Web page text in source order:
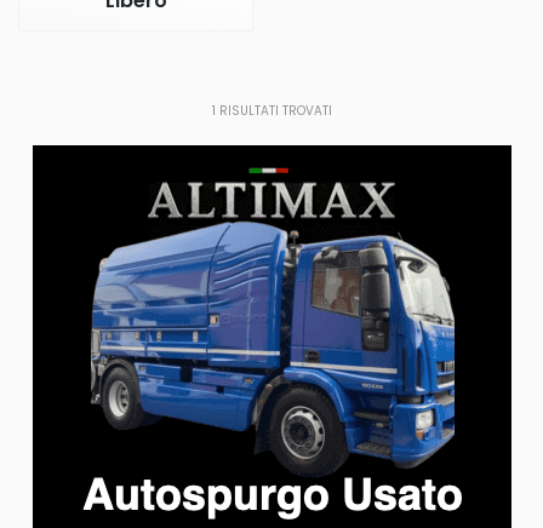
1 RISULTATI TROVATI